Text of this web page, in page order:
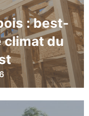
: best-
climat du